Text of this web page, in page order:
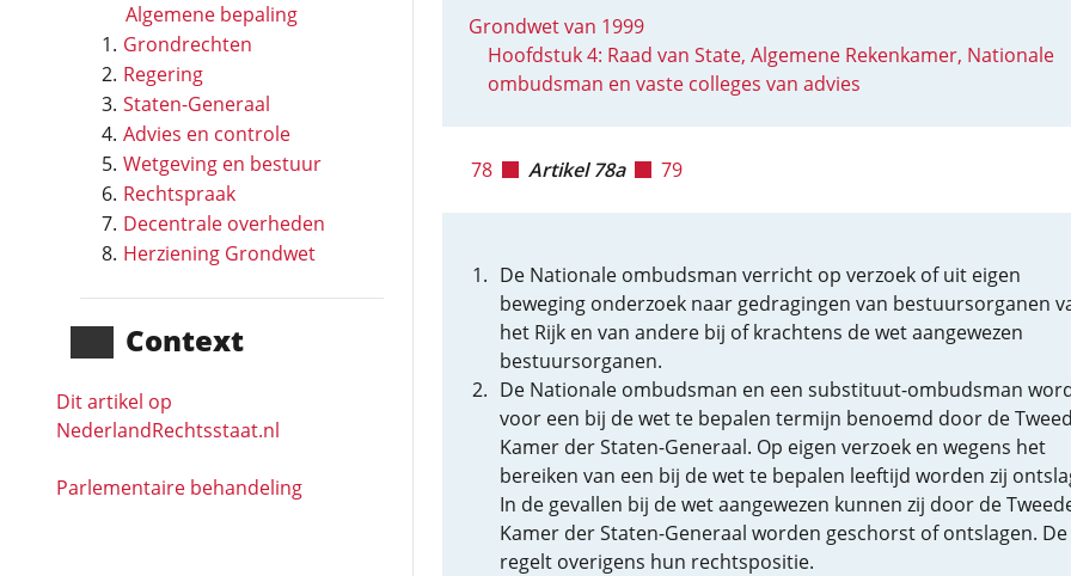
Algemene bepaling
Grondrechten
Regering
Staten-Generaal
Advies en controle
Wetgeving en bestuur
Rechtspraak
Decentrale overheden
Herziening Grondwet
Context
Dit artikel op
NederlandRechts­staat.nl
Parlementaire behandeling
Grondwet van 1999
Hoofdstuk 4: Raad van State, Algemene Rekenkamer, Nationale
ombudsman en vaste colleges van advies
78 Artikel 78a 79
De Nationale ombudsman verricht op verzoek of uit eigen
beweging onderzoek naar gedragingen van bestuursorganen
het Rijk en van andere bij of krachtens de wet aangewezen
bestuursorganen.
De Nationale ombudsman en een substituut-ombudsman
voor een bij de wet te bepalen termijn benoemd door de
Kamer der Staten-Generaal. Op eigen verzoek en wegens het
bereiken van een bij de wet te bepalen leeftijd worden zij
In de gevallen bij de wet aangewezen kunnen zij door de
Kamer der Staten-Generaal worden geschorst of ontslagen.
regelt overigens hun rechtspositie.